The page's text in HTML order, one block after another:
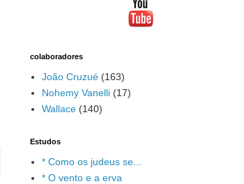
colaboradores
João Cruzué (163)
Nohemy Vanelli (17)
Wallace (140)
Estudos
* Como os judeus se...
* O vento e a erva